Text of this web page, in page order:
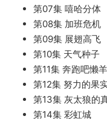
第07集 嘻哈分体
第08集 加班危机
第09集 展翅高飞
第10集 天气种子
第11集 奔跑吧懒
第12集 努力的果
第13集 灰太狼的
第14集 彩虹城